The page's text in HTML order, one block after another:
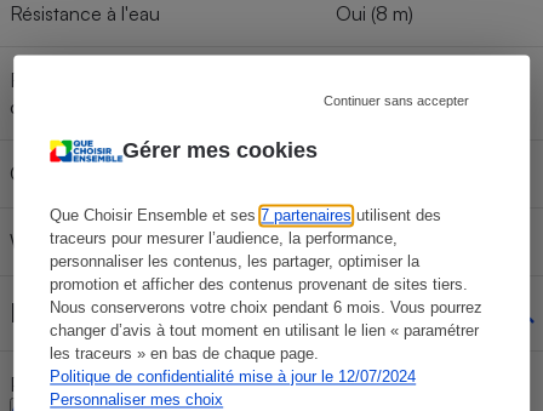
Gérer mes cookies
Que Choisir Ensemble et ses7 partenaires utilisent des
traceurs pour mesurer l’audience, la performance,
personnaliser les contenus, les partager, optimiser la
promotion et afficher des contenus provenant de sites tiers.
Nous conserverons votre choix pendant 6 mois. Vous pourrez
changer d’avis à tout moment en utilisant le lien « paramétrer
les traceurs » en bas de chaque page.
Politique de confidentialité mise à jour le 12/07/2024
Personnaliser mes choix
Continuer sans accepter
Résistance à l'eau Oui (8 m)
Résistance aux chocs (hauteur de
chute)
Oui (1,5 m)
Capteur GPS intégré
Wi-Fi Non
Réglages manuels
Priorité ouverture/priorité vitesse